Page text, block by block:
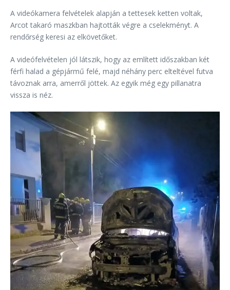
A videókamera felvételek alapján a tettesek ketten voltak,
Arcot takaró maszkban hajtották végre a cselekményt. A
rendőrség keresi az elkövetőket.
A videófelvételen jól látszik, hogy az említett időszakban két
férfi halad a gépjármű felé, majd néhány perc elteltével futva
távoznak arra, amerről jöttek. Az egyik még egy pillanatra
vissza is néz.